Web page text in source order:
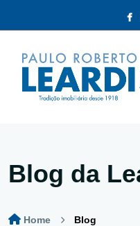
Blog da
Home Blog